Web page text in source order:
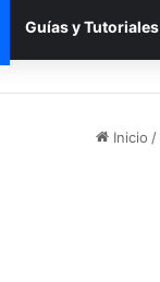
Guías y Tutoriales
Inicio /